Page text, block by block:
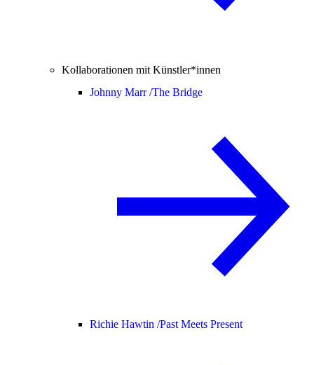
Kollaborationen mit Künstler*innen
Johnny Marr /The Bridge
Richie Hawtin /Past Meets Present